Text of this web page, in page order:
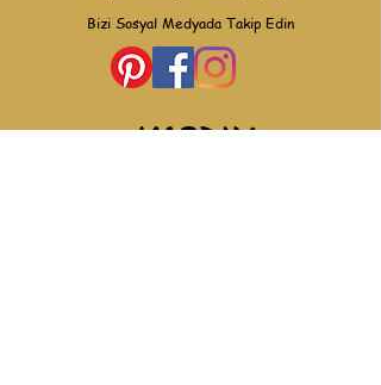
Bizi Sosyal Medyada Takip Edin
YARDIM